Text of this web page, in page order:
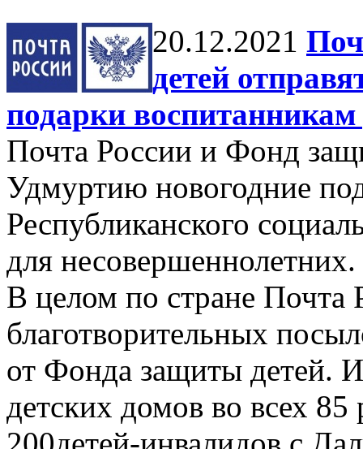
20.12.2021
детей
подарки воспитанникам
Почта России и Фонд
Удмуртию новогодние
Республиканского
для несовершеннолетних.
В целом по стране Почта
благотворительных
от Фонда защиты детей.
детских домов во всех